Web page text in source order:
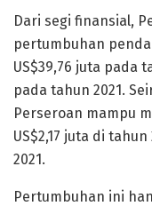
Dari segi finansial,
pertumbuhan
US$39,76 juta pada
pada tahun 2021.
Perseroan mampu
US$2,17 juta di
2021.
Pertumbuhan ini